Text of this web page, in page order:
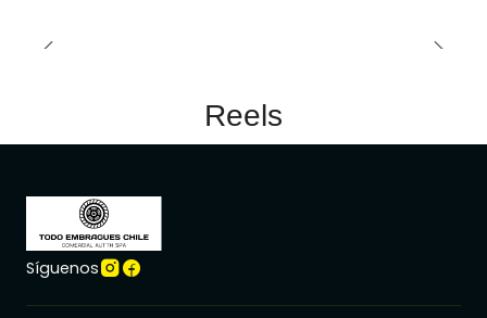
Reels
Síguenos